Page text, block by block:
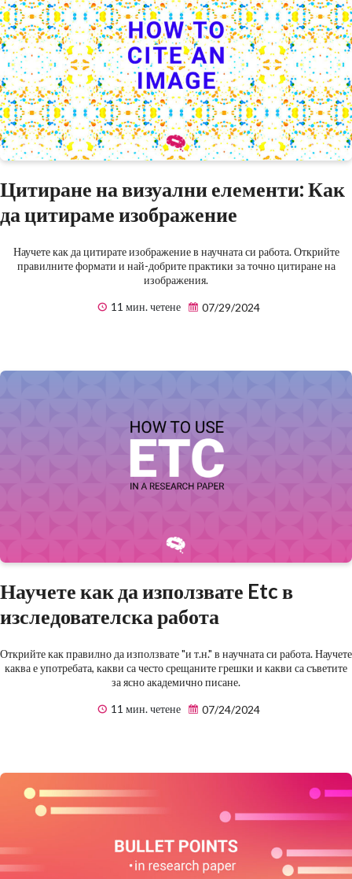
Цитиране на визуални елементи: Как
да цитираме изображение
Научете как да цитирате изображение в научната си работа. Открийте
правилните формати и най-добрите практики за точно цитиране на
изображения.
11 мин. четене
07/29/2024
Научете как да използвате Etc в
изследователска работа
Открийте как правилно да използвате "и т.н." в научната си работа. Научете
каква е употребата, какви са често срещаните грешки и какви са съветите
за ясно академично писане.
11 мин. четене
07/24/2024